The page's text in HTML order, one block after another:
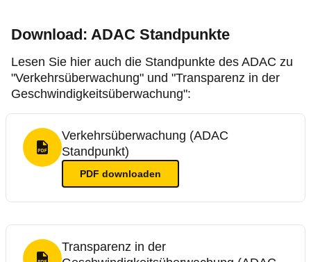
Download: ADAC Standpunkte
Lesen Sie hier auch die Standpunkte des ADAC zu
"Verkehrsüberwachung" und "Transparenz in der
Geschwindigkeitsüberwachung":
PDF Format
Verkehrsüberwachung (ADAC
Standpunkt)
PDF downloaden
Transparenz in der